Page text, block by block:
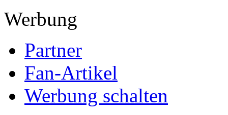
Werbung
Partner
Fan-Artikel
Werbung schalten